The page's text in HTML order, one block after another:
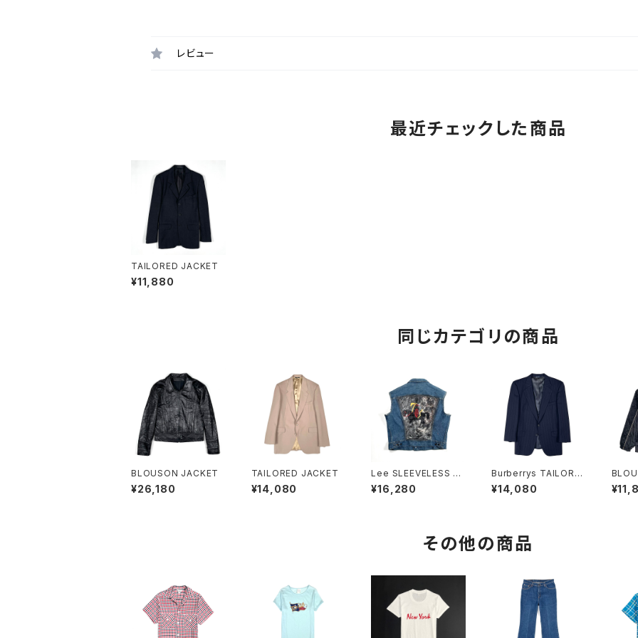
レビュー
最近チェックした商品
TAILORED JACKET
¥11,880
同じカテゴリの商品
BLOUSON JACKET
¥26,180
TAILORED JACKET
¥14,080
Lee SLEEVELESS JA
CKET
¥16,280
Burberrys TAILORE
D JACKET
¥14,080
その他の商品